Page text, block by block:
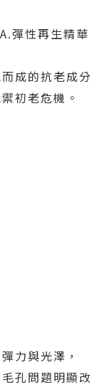
彈性再生精華
成的抗老成分
初老危機。
力與光澤，
孔問題明顯改